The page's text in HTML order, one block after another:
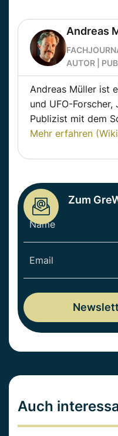
Andreas
AUTOR |
Andreas Müller ist
und UFO-
Publizist mit dem
Mehr erfahren
Zum
Auch